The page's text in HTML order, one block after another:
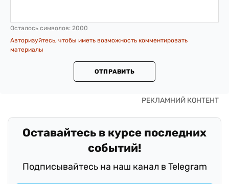
Осталось символов: 2000
Авторизуйтесь, чтобы иметь возможность комментировать
материалы
ОТПРАВИТЬ
Оставайтесь в курсе последних
событий!
Подписывайтесь на наш канал в Telegram